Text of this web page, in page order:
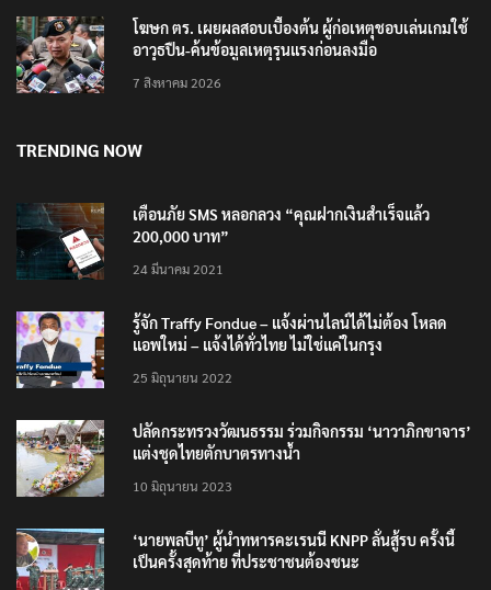
โฆษก ตร. เผยผลสอบเบื้องต้น ผู้ก่อเหตุชอบเล่นเกมใช้
อาวุธปืน-ค้นข้อมูลเหตุรุนแรงก่อนลงมือ
7 สิงหาคม 2026
TRENDING NOW
เตือนภัย SMS หลอกลวง “คุณฝากเงินสำเร็จแล้ว
200,000 บาท”
24 มีนาคม 2021
รู้จัก Traffy Fondue – แจ้งผ่านไลน์ได้ไม่ต้อง โหลด
แอพใหม่ – แจ้งได้ทั่วไทย ไม่ใช่แค่ในกรุง
25 มิถุนายน 2022
ปลัดกระทรวงวัฒนธรรม ร่วมกิจกรรม ‘นาวาภิกขาจาร’
แต่งชุดไทยตักบาตรทางน้ำ
10 มิถุนายน 2023
‘นายพลบีทู’ ผู้นำทหารคะเรนนี KNPP ลั่นสู้รบ ครั้งนี้
เป็นครั้งสุดท้าย ที่ประชาชนต้องชนะ